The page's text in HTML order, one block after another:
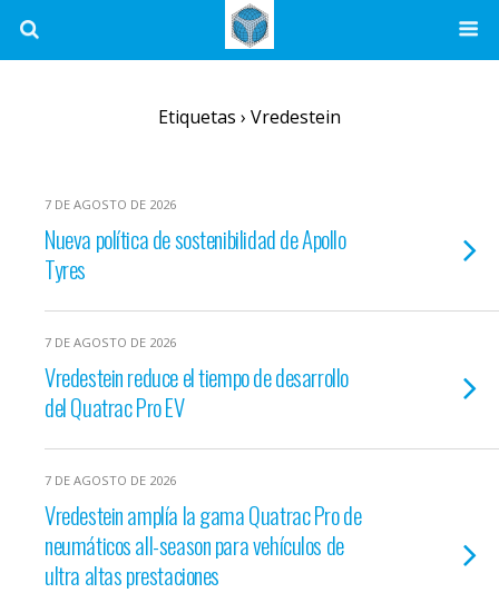
Etiquetas › Vredestein
7 DE AGOSTO DE 2026
Nueva política de sostenibilidad de Apollo
Tyres
7 DE AGOSTO DE 2026
Vredestein reduce el tiempo de desarrollo
del Quatrac Pro EV
7 DE AGOSTO DE 2026
Vredestein amplía la gama Quatrac Pro de
neumáticos all-season para vehículos de
ultra altas prestaciones